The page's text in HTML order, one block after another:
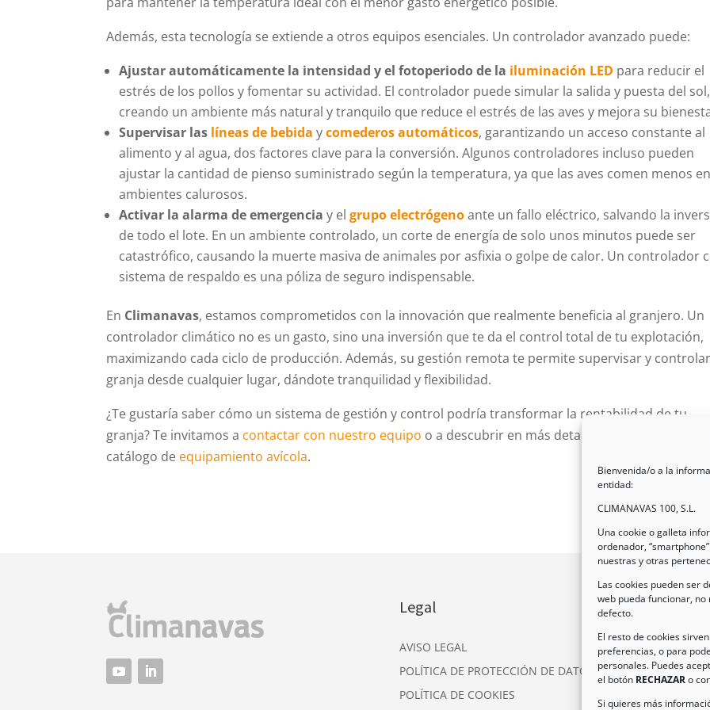
Bienvenida/o a la
entidad:
CLIMANAVAS 100, S.L.
Una cookie o galleta
ordenador,
nuestras y otras
Las cookies pueden ser
web pueda funcionar,
defecto.
El resto de cookies
preferencias, o para
personales. Puedes
el botón RECHAZARo
Si quieres más
Además, esta tecnología se extiende a otros equipos esenciales. Un controlador avanzado puede:
Ajustar automáticamente la intensidad y el fotoperiodo de la iluminación LED para reducir el
estrés de los pollos y fomentar su actividad. El controlador puede simular la salida y puesta del sol,
creando un ambiente más natural y tranquilo que reduce el estrés de las aves y mejora su
Supervisar las líneas de bebida ycomederos automáticos, garantizando un acceso constante al
alimento y al agua, dos factores clave para la conversión. Algunos controladores incluso pueden
ajustar la cantidad de pienso suministrado según la temperatura, ya que las aves comen menos en
ambientes calurosos.
Activar la alarma de emergencia y elgrupo electrógenoante un fallo eléctrico, salvando la
de todo el lote. En un ambiente controlado, un corte de energía de solo unos minutos puede ser
catastrófico, causando la muerte masiva de animales por asfixia o golpe de calor. Un controlador
sistema de respaldo es una póliza de seguro indispensable.
En Climanavas, estamos comprometidos con la innovación que realmente beneficia al granjero. Un
controlador climático no es un gasto, sino una inversión que te da el control total de tu explotación,
maximizando cada ciclo de producción. Además, su gestión remota te permite supervisar y
granja desde cualquier lugar, dándote tranquilidad y flexibilidad.
¿Te gustaría saber cómo un sistema de gestión y control podría transformar la rentabilidad de tu
granja? Te invitamos a contactar con nuestro equipo o a descubrir en más detalle nuestro completo
catálogo de equipamiento avícola.
Legal
AVISO LEGAL
POLÍTICA DE PROTECCIÓN DE DATOS
POLÍTICA DE COOKIES
Tel: